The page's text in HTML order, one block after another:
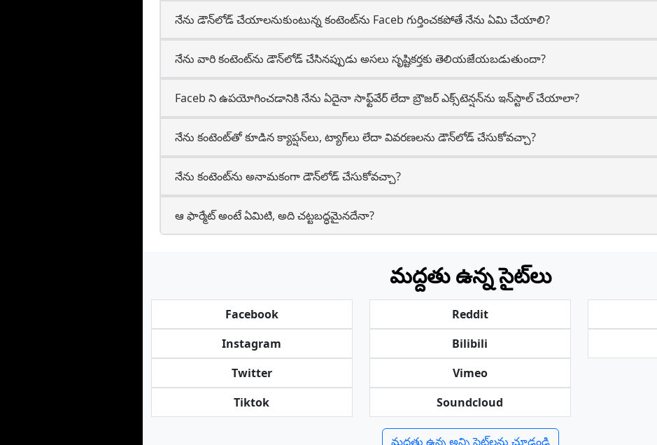
నేను డౌన్‌లోడ్ చేయాలనుకుంటున్న కంటెంట్‌ను Faceb గుర్తించకపోతే నేను ఏమి చేయాలి?
నేను వారి కంటెంట్‌ను డౌన్‌లోడ్ చేసినప్పుడు అసలు సృష్టికర్తకు తెలియజేయబడుతుందా?
Faceb ని ఉపయోగించడానికి నేను ఏదైనా సాఫ్ట్‌వేర్ లేదా బ్రౌజర్ ఎక్స్‌టెన్షన్‌ను ఇన్‌స్టాల్ చేయాలా?
నేను కంటెంట్‌తో కూడిన క్యాప్షన్‌లు, ట్యాగ్‌లు లేదా వివరణలను డౌన్‌లోడ్ చేసుకోవచ్చా?
నేను కంటెంట్‌ను అనామకంగా డౌన్‌లోడ్ చేసుకోవచ్చా?
ఆ ఫార్మేట్‌ అంటే ఏమిటి, అది చట్టబద్ధమైనదేనా?
మద్దతు ఉన్న సైట్‌లు
Facebook
Instagram
Twitter
Tiktok
Reddit
Bilibili
Vimeo
Soundcloud
మద్దతు ఉన్న అన్ని సైట్‌లను చూడండి